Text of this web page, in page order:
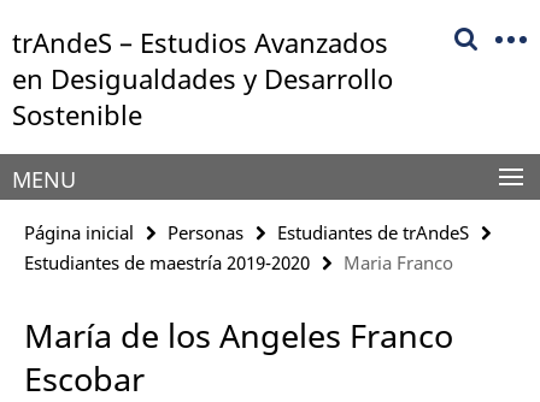
direkt
zu
Inhalt
trAndeS – Estudios Avanzados
en Desigualdades y Desarrollo
Sostenible
Herramientas
de
navegación
MENU
Página inicial Personas
Estudiantes de trAndeS
Estudiantes de maestría 2019-2020
Maria Franco
María de los Angeles Franco
Escobar